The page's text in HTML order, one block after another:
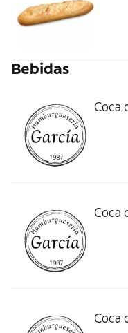
Bebidas
Coca
Coca
Coca